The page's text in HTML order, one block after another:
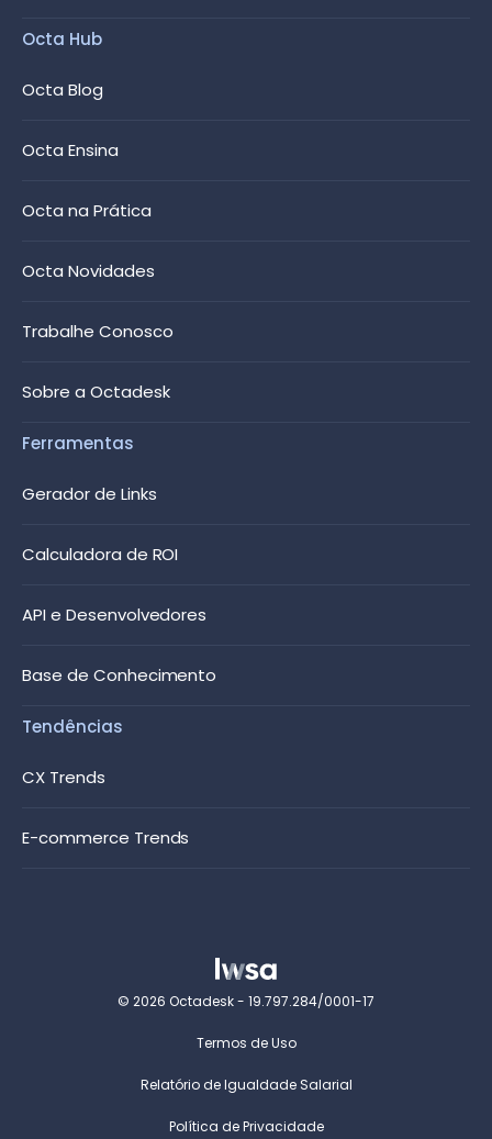
Octa Hub
Octa Blog
Octa Ensina
Octa na Prática
Octa Novidades
Trabalhe Conosco
Sobre a Octadesk
Ferramentas
Gerador de Links
Calculadora de ROI
API e Desenvolvedores
Base de Conhecimento
Tendências
CX Trends
E-commerce Trends
© 2026 Octadesk - 19.797.284/0001-17
Termos de Uso
Relatório de Igualdade Salarial
Política de Privacidade